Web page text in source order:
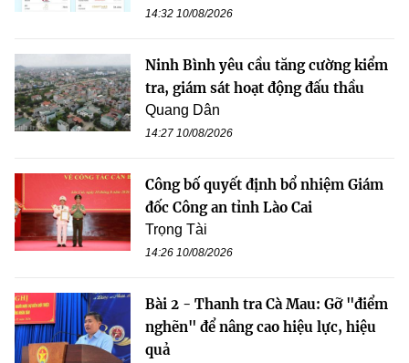
14:32 10/08/2026
Ninh Bình yêu cầu tăng cường kiểm
tra, giám sát hoạt động đấu thầu
Quang Dân
14:27 10/08/2026
Công bố quyết định bổ nhiệm Giám
đốc Công an tỉnh Lào Cai
Trọng Tài
14:26 10/08/2026
Bài 2 - Thanh tra Cà Mau: Gỡ "điểm
nghẽn" để nâng cao hiệu lực, hiệu
quả